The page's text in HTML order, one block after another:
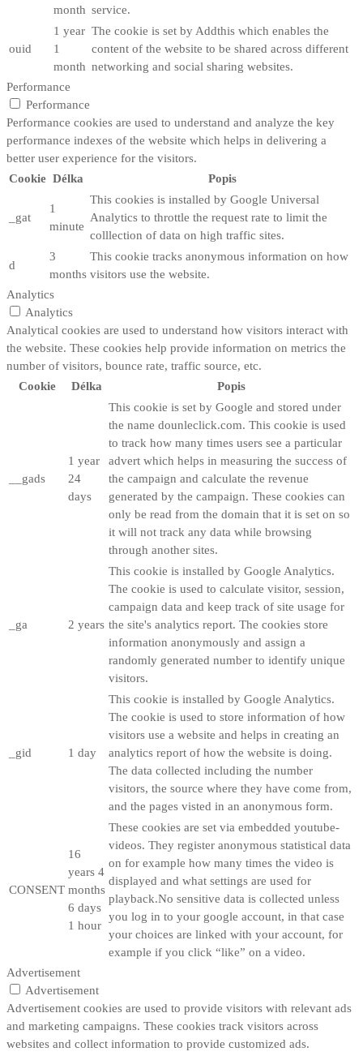
month service.
ouid
1 year
1
month
The cookie is set by Addthis which enables the
content of the website to be shared across different
networking and social sharing websites.
Performance
Performance
Performance cookies are used to understand and analyze the key
performance indexes of the website which helps in delivering a
better user experience for the visitors.
Cookie Délka Popis
_gat
1
minute
This cookies is installed by Google Universal
Analytics to throttle the request rate to limit the
colllection of data on high traffic sites.
d
3
months
This cookie tracks anonymous information on how
visitors use the website.
Analytics
Analytics
Analytical cookies are used to understand how visitors interact with
the website. These cookies help provide information on metrics the
number of visitors, bounce rate, traffic source, etc.
Cookie
Délka Popis
__gads
1 year
24
days
This cookie is set by Google and stored under
the name dounleclick.com. This cookie is used
to track how many times users see a particular
advert which helps in measuring the success of
the campaign and calculate the revenue
generated by the campaign. These cookies can
only be read from the domain that it is set on so
it will not track any data while browsing
through another sites.
_ga 2 years
This cookie is installed by Google Analytics.
The cookie is used to calculate visitor, session,
campaign data and keep track of site usage for
the site's analytics report. The cookies store
information anonymously and assign a
randomly generated number to identify unique
visitors.
_gid 1 day
This cookie is installed by Google Analytics.
The cookie is used to store information of how
visitors use a website and helps in creating an
analytics report of how the website is doing.
The data collected including the number
visitors, the source where they have come from,
and the pages visted in an anonymous form.
CONSENT
16
years 4
months
6 days
1 hour
These cookies are set via embedded youtube-
videos. They register anonymous statistical data
on for example how many times the video is
displayed and what settings are used for
playback.No sensitive data is collected unless
you log in to your google account, in that case
your choices are linked with your account, for
example if you click “like” on a video.
Advertisement
Advertisement
Advertisement cookies are used to provide visitors with relevant ads
and marketing campaigns. These cookies track visitors across
websites and collect information to provide customized ads.